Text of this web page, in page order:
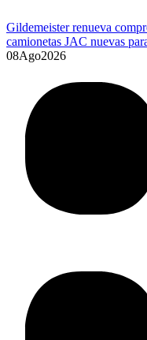
Gildemeister renueva
camionetas JAC nuevas
08Ago2026